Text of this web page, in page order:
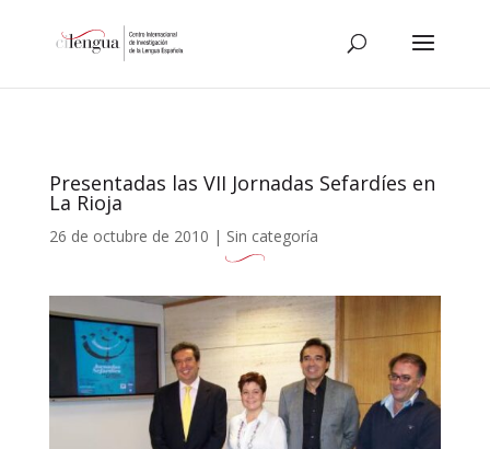
Presentadas las VII Jornadas Sefardíes en
La Rioja
26 de octubre de 2010 | Sin categoría